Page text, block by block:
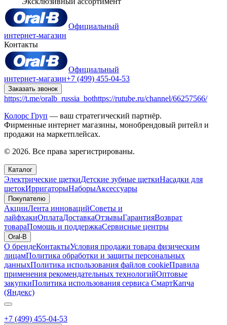
Официальный
интернет-магазин
Контакты
Официальный
интернет-магазин+7 (499) 455-04-53
Заказать звонок
https://t.me/oralb_russia_bothttps://rutube.ru/channel/66257566/
Колорс Груп — ваш стратегический партнёр.
Фирменные интернет магазины, монобрендовый ритейл и
продажи на маркетплейсах.
© 2026. Все права зарегистрированы.
Каталог
Электрические щеткиДетские зубные щеткиНасадки для
щетокИрригаторыНаборыАксессуары
Покупателю
АкцииЛента инновацийСоветы и
лайфхакиОплатаДоставкаОтзывыГарантияВозврат
товараПомощь и поддержкаСервисные центры
Oral-B
О брендеКонтактыУсловия продажи товара физическим
лицамПолитика обработки и защиты персональных
данныхПолитика использования файлов cookieПравила
применения рекомендательных технологийОптовые
закупкиПолитика использования сервиса СмартКапча
(Яндекс)
+7 (499) 455-04-53